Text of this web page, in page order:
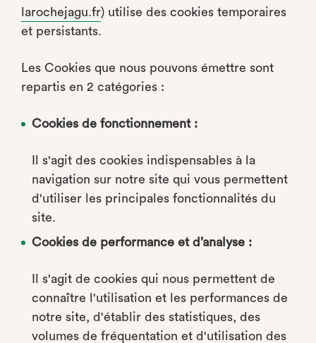
larochejagu.fr) utilise des cookies temporaires
et persistants.
Les Cookies que nous pouvons émettre sont
repartis en 2 catégories :
Cookies de fonctionnement :
Il s'agit des cookies indispensables à la
navigation sur notre site qui vous permettent
d'utiliser les principales fonctionnalités du
site.
Cookies de performance et d’analyse :
Il s'agit de cookies qui nous permettent de
connaître l'utilisation et les performances de
notre site, d'établir des statistiques, des
volumes de fréquentation et d'utilisation des